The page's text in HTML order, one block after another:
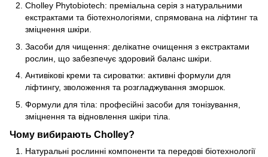
Cholley Phytobiotech: преміальна серія з натуральними
екстрактами та біотехнологіями, спрямована на ліфтинг та
зміцнення шкіри.
Засоби для чищення: делікатне очищення з екстрактами
рослин, що забезпечує здоровий баланс шкіри.
Антивікові креми та сироватки: активні формули для
ліфтингу, зволоження та розгладжування зморшок.
Формули для тіла: професійні засоби для тонізування,
зміцнення та відновлення шкіри тіла.
Чому вибирають Cholley?
Натуральні рослинні компоненти та передові біотехнології